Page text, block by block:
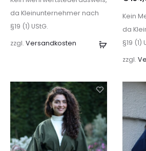
wählen
da Kleinunternehmer nach
§19 (1) UStG.
zzgl. Versandkosten
Kein
da
§19 (1)
zzgl.